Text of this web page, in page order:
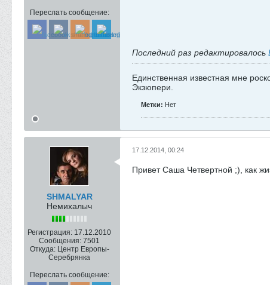
Переслать сообщение:
Последний раз редактировалось
Единственная известная мне
Экзюпери.
Метки: Нет
SHMALYAR
Немихалыч
Регистрация: 17.12.2010
Сообщения: 7501
Откуда: Центр Европы-
Серебрянка
Переслать сообщение:
17.12.2014, 00:24
Привет Саша Четвертной ;), как